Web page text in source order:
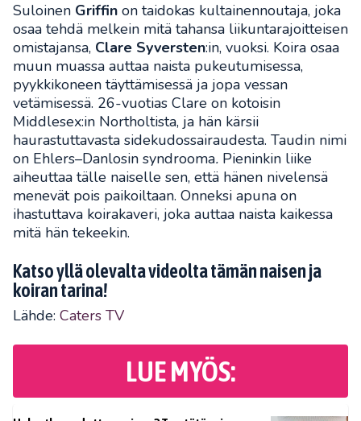
Suloinen Griffin on taidokas kultainennoutaja, joka
osaa tehdä melkein mitä tahansa liikuntarajoitteisen
omistajansa, Clare Syversten:in, vuoksi. Koira osaa
muun muassa auttaa naista pukeutumisessa,
pyykkikoneen täyttämisessä ja jopa vessan
vetämisessä. 26-vuotias Clare on kotoisin
Middlesex:in Northoltista, ja hän kärsii
haurastuttavasta sidekudossairaudesta. Taudin nimi
on Ehlers–Danlosin syndrooma. Pieninkin liike
aiheuttaa tälle naiselle sen, että hänen nivelensä
menevät pois paikoiltaan. Onneksi apuna on
ihastuttava koirakaveri, joka auttaa naista kaikessa
mitä hän tekeekin.
Katso yllä olevalta videolta tämän naisen ja
koiran tarina!
Lähde: Caters TV
LUE MYÖS: